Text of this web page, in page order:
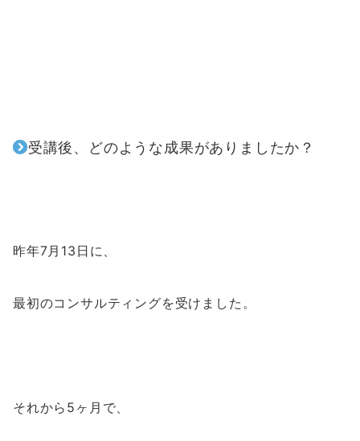
受講後、どのような成果がありましたか？
昨年7月13日に、
最初のコンサルティングを受けました。
それから5ヶ月で、